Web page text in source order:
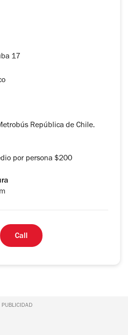
17
República de Chile.
por persona $200
Call
PUBLICIDAD